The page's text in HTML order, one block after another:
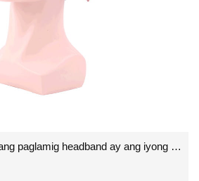
Lupitin ang init: Bakit ang paglamig headband ay ang iyong mahalagang gear sa pagganap